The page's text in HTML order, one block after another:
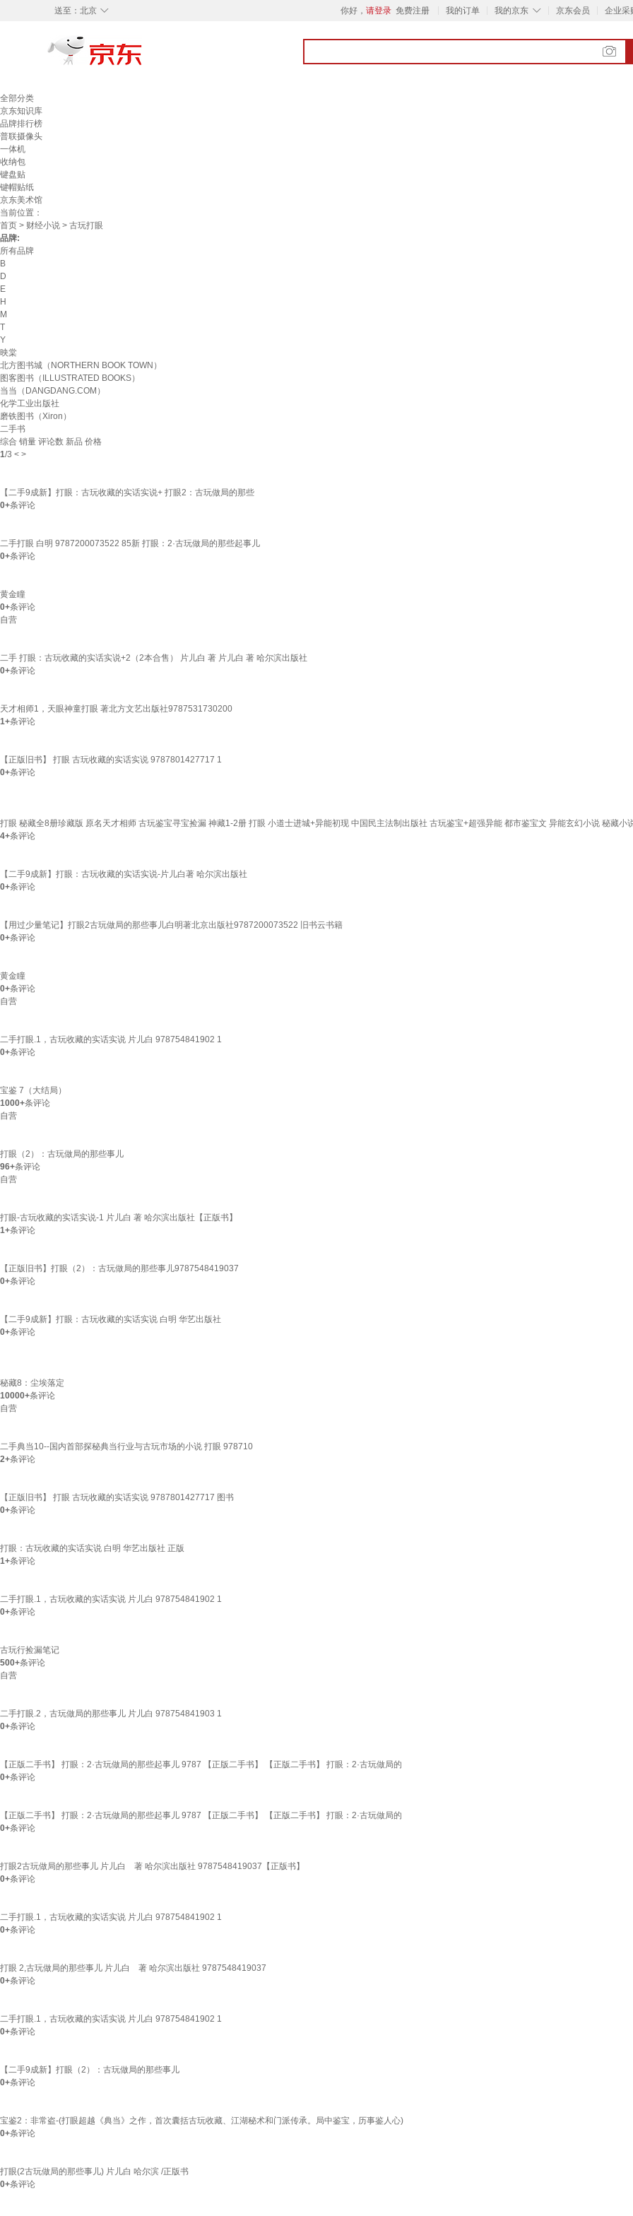
◇
送至： 北京 你好， 请登录 免费注册 我的订单 ◇
我的京东 京东会员 企业采
全部分类
京东知识库
品牌排行榜
普联摄像头
一体机
收纳包
键盘贴
键帽贴纸
京东美术馆
当前位置：
首页 > 财经小说 > 古玩打眼
品牌:
所有品牌
B
D
E
H
M
T
Y
映棠
北方图书城（NORTHERN BOOK TOWN）
图客图书（ILLUSTRATED BOOKS）
当当（DANGDANG.COM）
化学工业出版社
磨铁图书（Xiron）
二手书
综合 销量 评论数 新品 价格
1/3 < >
【二手9成新】打眼：古玩收藏的实话实说+ 打眼2：古玩做局的那些
0+条评论
二手打眼 白明 9787200073522 85新 打眼：2·古玩做局的那些起事儿
0+条评论
黄金瞳
0+条评论
自营
二手 打眼：古玩收藏的实话实说+2（2本合售） 片儿白 著 片儿白 著 哈尔滨出版社
0+条评论
天才相师1，天眼神童打眼 著北方文艺出版社9787531730200
1+条评论
【正版旧书】 打眼 古玩收藏的实话实说 9787801427717 1
0+条评论
打眼 秘藏全8册珍藏版 原名天才相师 古玩鉴宝寻宝捡漏 神藏1-2册 打眼 小道士进城+异能初现 中国民主法制出版社 古玩鉴宝+超强异能 都市鉴宝文 异能玄幻小说 秘藏小
4+条评论
【二手9成新】打眼：古玩收藏的实话实说-片儿白著 哈尔滨出版社
0+条评论
【用过少量笔记】打眼2古玩做局的那些事儿白明著北京出版社9787200073522 旧书云书籍
0+条评论
黄金瞳
0+条评论
自营
二手打眼.1，古玩收藏的实话实说 片儿白 978754841902 1
0+条评论
宝鉴 7（大结局）
1000+条评论
自营
打眼（2）：古玩做局的那些事儿
96+条评论
自营
打眼-古玩收藏的实话实说-1 片儿白 著 哈尔滨出版社【正版书】
1+条评论
【正版旧书】打眼（2）：古玩做局的那些事儿9787548419037
0+条评论
【二手9成新】打眼：古玩收藏的实话实说 白明 华艺出版社
0+条评论
秘藏8：尘埃落定
10000+条评论
自营
二手典当10--国内首部探秘典当行业与古玩市场的小说 打眼 978710
2+条评论
【正版旧书】 打眼 古玩收藏的实话实说 9787801427717 图书
0+条评论
打眼：古玩收藏的实话实说 白明 华艺出版社 正版
1+条评论
二手打眼.1，古玩收藏的实话实说 片儿白 978754841902 1
0+条评论
古玩行捡漏笔记
500+条评论
自营
二手打眼.2，古玩做局的那些事儿 片儿白 978754841903 1
0+条评论
【正版二手书】 打眼：2·古玩做局的那些起事儿 9787 【正版二手书】 【正版二手书】 打眼：2·古玩做局的
0+条评论
【正版二手书】 打眼：2·古玩做局的那些起事儿 9787 【正版二手书】 【正版二手书】 打眼：2·古玩做局的
0+条评论
打眼2古玩做局的那些事儿 片儿白 著 哈尔滨出版社 9787548419037【正版书】
0+条评论
二手打眼.1，古玩收藏的实话实说 片儿白 978754841902 1
0+条评论
打眼 2,古玩做局的那些事儿 片儿白 著 哈尔滨出版社 9787548419037
0+条评论
二手打眼.1，古玩收藏的实话实说 片儿白 978754841902 1
0+条评论
【二手9成新】打眼（2）：古玩做局的那些事儿
0+条评论
宝鉴2：非常盗-(打眼超越《典当》之作，首次囊括古玩收藏、江湖秘术和门派传承。局中鉴宝，历事鉴人心)
0+条评论
打眼(2古玩做局的那些事儿) 片儿白 哈尔滨 /正版书
0+条评论